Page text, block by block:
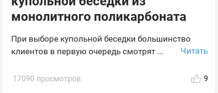
монолитного поликарбоната
При выборе купольной беседки большинство
клиентов в первую очередь смотрят ...
Читать
17090 просмотров 9